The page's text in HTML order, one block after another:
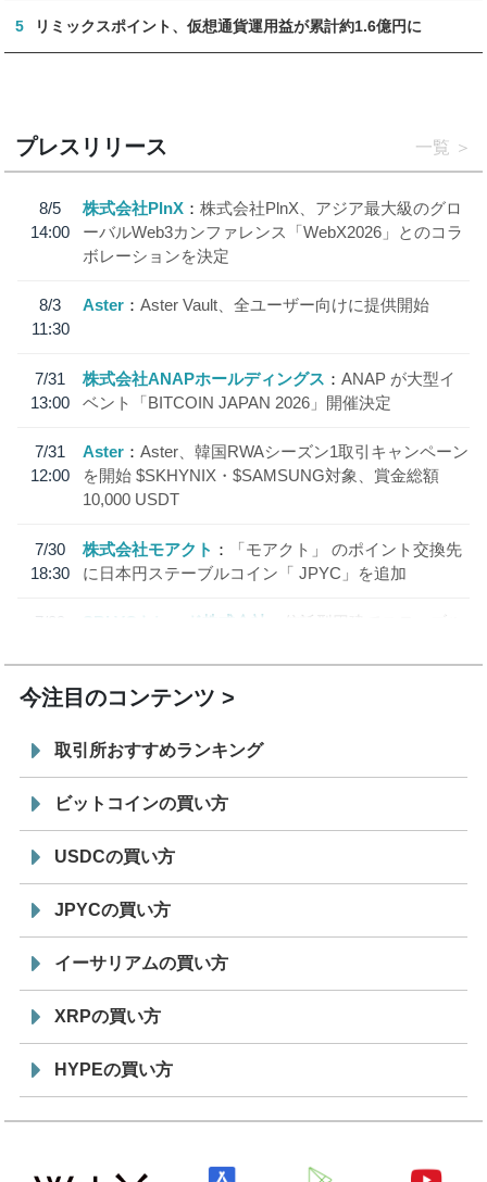
5 リミックスポイント、仮想通貨運用益が累計約1.6億円に
プレスリリース 一覧
8/5
14:00
株式会社PlnX
株式会社PlnX、アジア最大級のグロ
ーバルWeb3カンファレンス「WebX2026」とのコラ
ボレーションを決定
8/3
11:30
Aster Aster Vault、全ユーザー向けに提供開始
7/31
13:00
株式会社ANAPホールディングス
ANAP が大型イ
ベント「BITCOIN JAPAN 2026」開催決定
7/31
12:00
Aster
Aster、韓国RWAシーズン1取引キャンペーン
を開始 $SKHYNIX・$SAMSUNG対象、賞金総額
10,000 USDT
7/30
18:30
株式会社モアクト
「モアクト」 のポイント交換先
に日本円ステーブルコイン「 JPYC」を追加
7/29
SBI VCトレード株式会社
信託型円建てステーブル
今注目のコンテンツ
取引所おすすめランキング
ビットコインの買い方
USDCの買い方
JPYCの買い方
イーサリアムの買い方
XRPの買い方
HYPEの買い方